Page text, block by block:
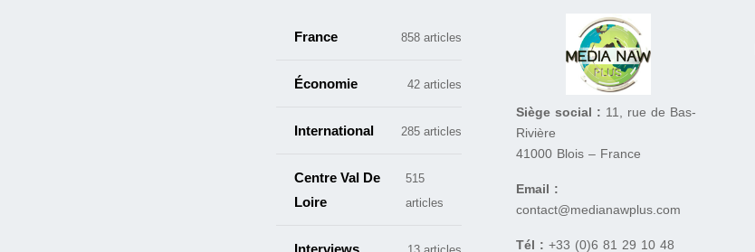
France 858 articles
Économie 42 articles
International 285 articles
Centre Val De
Loire
515
articles
Interviews
Siège social : 11, rue de Bas-
Rivière
41000 Blois – France
Email :
contact@medianawplus.com
Tél : +33 (0)6 81 29 10 48